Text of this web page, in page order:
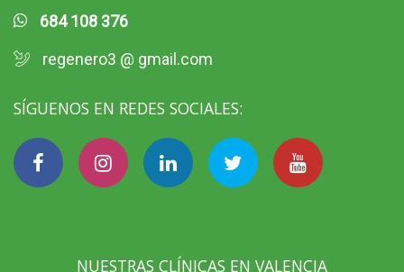
684 108 376
regenero3 @ gmail.com
SÍGUENOS EN REDES SOCIALES:
NUESTRAS CLÍNICAS EN VALENCIA